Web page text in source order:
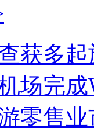
获多
场完
零售